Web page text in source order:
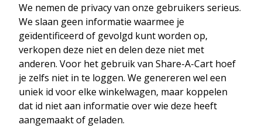
We nemen de privacy van onze gebruikers serieus.
We slaan geen informatie waarmee je
geïdentificeerd of gevolgd kunt worden op,
verkopen deze niet en delen deze niet met
anderen. Voor het gebruik van Share-A-Cart hoef
je zelfs niet in te loggen. We genereren wel een
uniek id voor elke winkelwagen, maar koppelen
dat id niet aan informatie over wie deze heeft
aangemaakt of geladen.